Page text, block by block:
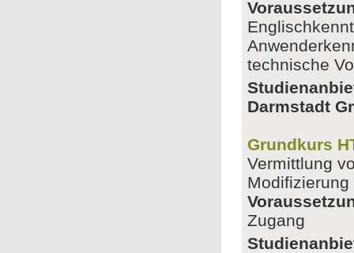
technische
Darmstadt
Grundkurs
Vermittlung
Zugang